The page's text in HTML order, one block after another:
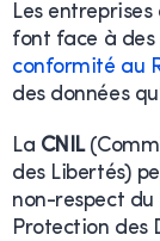
Les
font face à des
conformité au
des données
La CNIL
des Libertés)
non-respect du
Protection des